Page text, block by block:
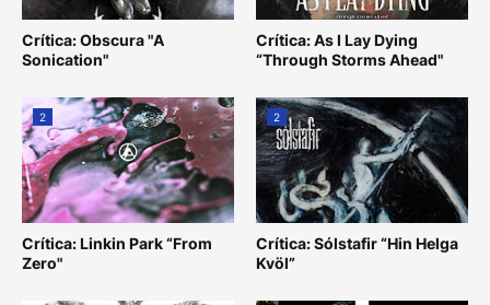
Crítica: Obscura "A
Sonication"
Crítica: As I Lay Dying
“Through Storms Ahead"
2
Crítica: Linkin Park “From
Zero"
2
Crítica: Sólstafir “Hin Helga
Kvöl”